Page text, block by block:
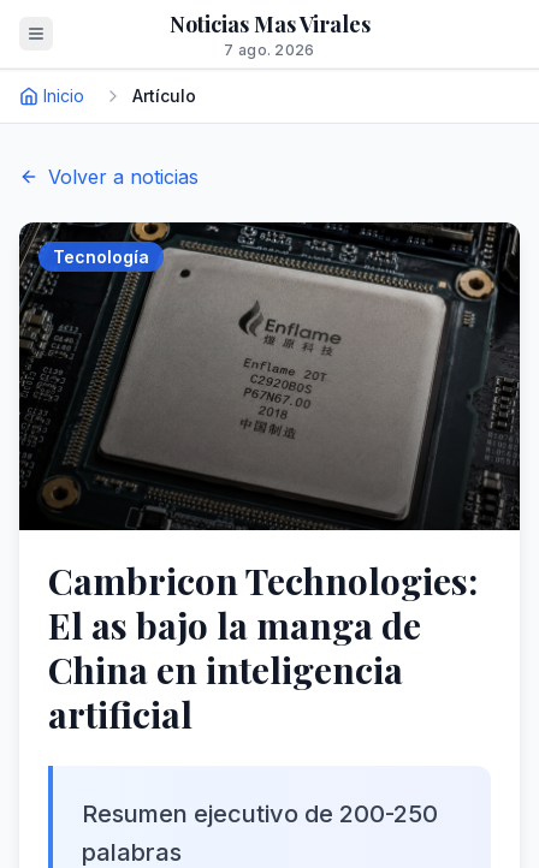
Noticias Mas Virales
7 ago. 2026
Inicio Artículo
Volver a noticias
Tecnología
Cambricon Technologies:
El as bajo la manga de
China en inteligencia
artificial
Resumen ejecutivo de 200-250
palabras